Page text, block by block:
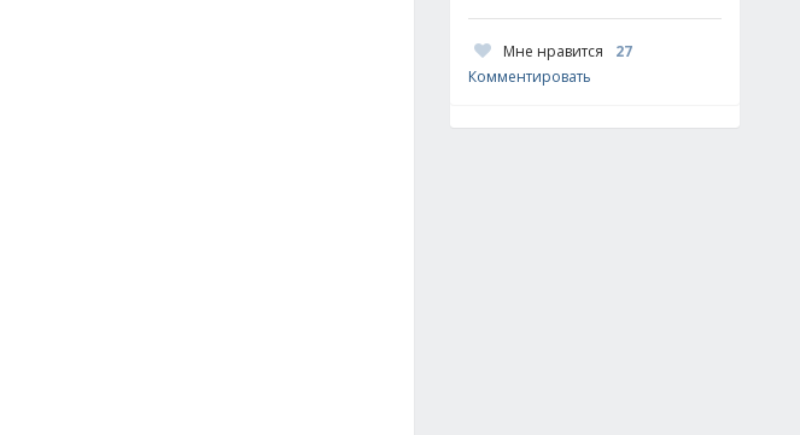
Мне нравится
27
Комментировать